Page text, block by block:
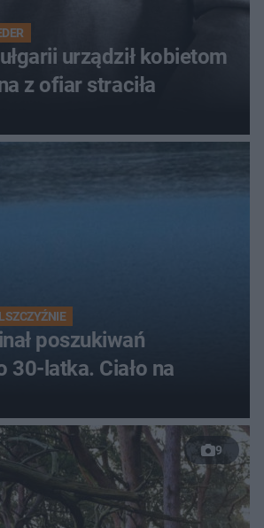
urządził kobietom
z ofiar straciła
poszukiwań
30-latka. Ciało na
9